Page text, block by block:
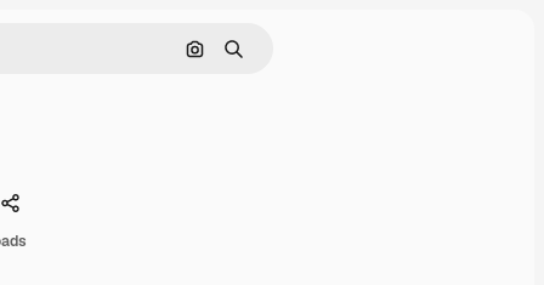
Nach Bild suchen
Suchen
Teilen